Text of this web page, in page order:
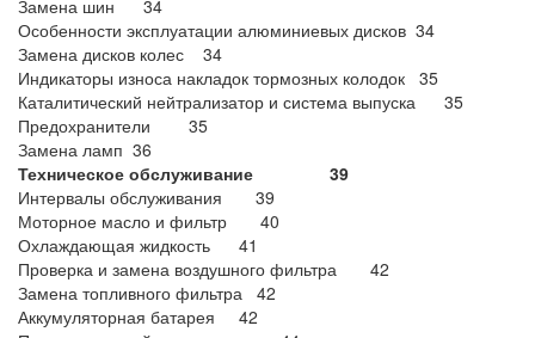
Замена шин 34
Особенности эксплуатации алюминиевых дисков 34
Замена дисков колес 34
Индикаторы износа накладок тормозных колодок 35
Каталитический нейтрализатор и система выпуска 35
Предохранители 35
Замена ламп 36
Техническое обслуживание 39
Интервалы обслуживания 39
Моторное масло и фильтр 40
Охлаждающая жидкость 41
Проверка и замена воздушного фильтра 42
Замена топливного фильтра 42
Аккумуляторная батарея 42